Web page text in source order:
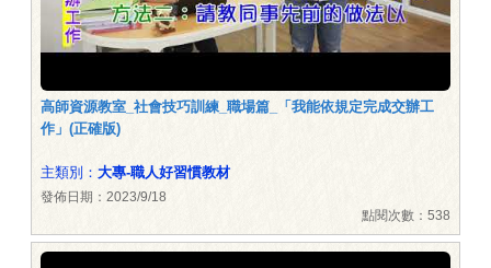
高師資源教室_社會技巧訓練_職場篇_「我能依規定完成交辦工
作」(正確版)
主類別： 大專-職人好習慣教材
發佈日期：2023/9/18
點閱次數：538